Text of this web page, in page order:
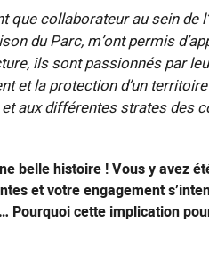
que collaborateur au sein de
du Parc, m’ont permis
ils sont passionnés par
et la protection d’un
aux différentes strates des
belle histoire ! Vous y avez
et votre engagement
cette implication